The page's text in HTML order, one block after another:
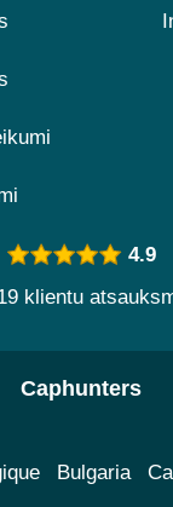
4.9
klientu
Caphunters
Bulgaria